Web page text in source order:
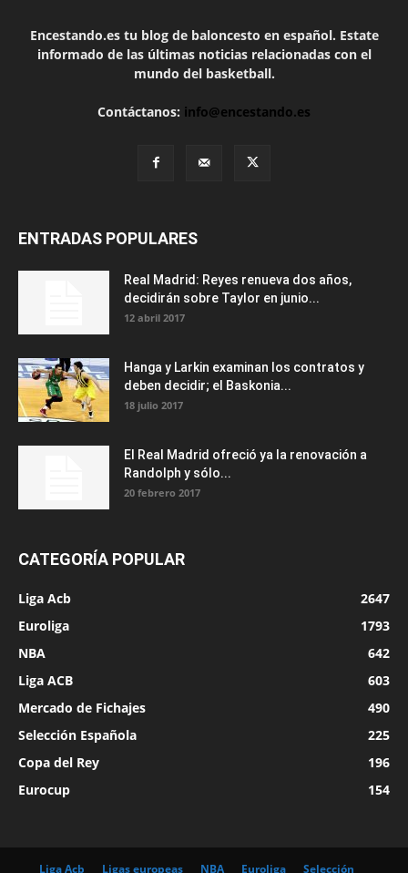
Encestando.es tu blog de baloncesto en español. Estate
informado de las últimas noticias relacionadas con el
mundo del basketball.
Contáctanos: info@encestando.es
ENTRADAS POPULARES
Real Madrid: Reyes renueva dos años,
decidirán sobre Taylor en junio...
12 abril 2017
Hanga y Larkin examinan los contratos y
deben decidir; el Baskonia...
18 julio 2017
El Real Madrid ofreció ya la renovación a
Randolph y sólo...
20 febrero 2017
CATEGORÍA POPULAR
Liga Acb
2647
Euroliga
1793
NBA
642
Liga ACB
603
Mercado de Fichajes
490
Selección Española
225
Copa del Rey
196
Eurocup
154
Liga Acb Ligas europeas NBA Euroliga Selección